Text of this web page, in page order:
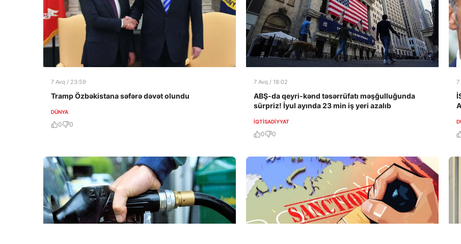
7 Avq / 23:59
Tramp Özbəkistana səfərə dəvət olundu
DÜNYA
0 0
7 Avq / 18:02
ABŞ-da qeyri-kənd təsərrüfatı məşğulluğunda
sürpriz! İyul ayında 23 min iş yeri azalıb
İQTISADIYYAT
0 0
7